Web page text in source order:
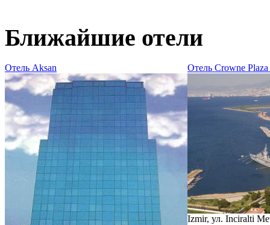
Ближайшие отели
Отель Aksan Отель Crowne
Izmir, ул. Inciralti